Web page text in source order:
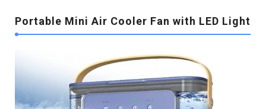
Portable Mini Air Cooler Fan with LED Light